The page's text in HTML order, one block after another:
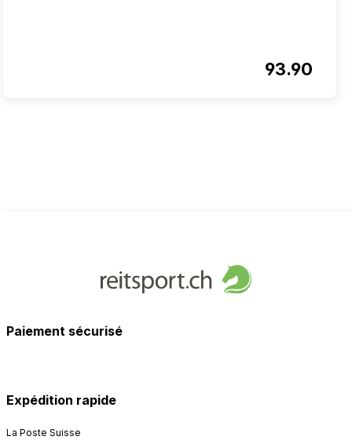
93.90
Paiement sécurisé
Expédition rapide
La Poste Suisse